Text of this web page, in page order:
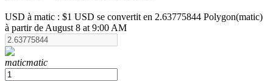
Futures USDT
USD à matic : $1 USD se convertit en 2.63775844 Polygon(matic)
à partir de August 8 at 9:00 AM
maticmatic